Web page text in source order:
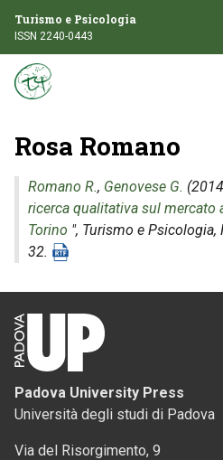
Turismo e Psicologia
ISSN 2240-0443
Rosa Romano
Romano R., Genovese G.
ricerca qualitativa sul mercato
Torino ", Turismo e Psicologia,
32.
Padova University Press
Università degli studi di Padova
Via del Risorgimento, 9